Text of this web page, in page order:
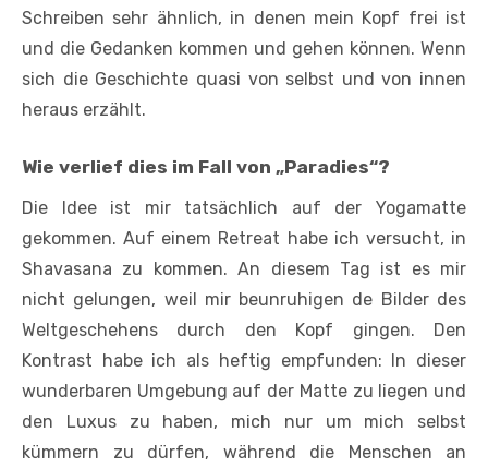
Schreiben sehr ähnlich, in denen mein Kopf frei ist
und die Gedanken kommen und gehen kön­nen. Wenn
sich die Geschichte quasi von selbst und von innen
heraus erzählt.
Wie verlief dies im Fall von „Paradies“?
Die Idee ist mir tatsächlich auf der Yogamatte
gekommen. Auf einem Retreat habe ich versucht, in
Shavasana zu kommen. An diesem Tag ist es mir
nicht gelungen, weil mir beunruhigen­ de Bilder des
Weltgeschehens durch den Kopf gingen. Den
Kontrast habe ich als heftig empfunden: In dieser
wunderbaren Umgebung auf der Mat­te zu liegen und
den Luxus zu haben, mich nur um mich selbst
kümmern zu dürfen, während die Menschen an